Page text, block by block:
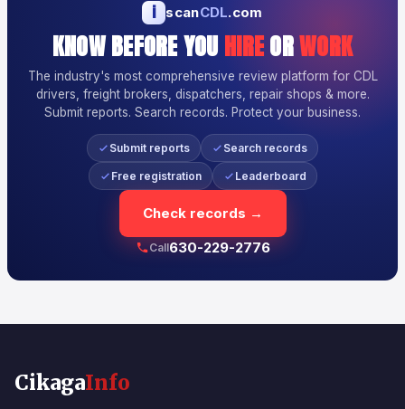
i scanCDL.com
KNOW BEFORE YOU HIREORWORK
The industry's most comprehensive review platform for CDL
drivers, freight brokers, dispatchers, repair shops & more.
Submit reports. Search records. Protect your business.
Submit reports Search records
Free registration Leaderboard
Check records →
Call630-229-2776
CikagaInfo